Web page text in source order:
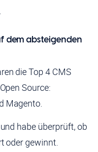
dem absteigenden
die Top 4 CMS
Source:
Magento.
habe überprüft, ob
oder gewinnt.